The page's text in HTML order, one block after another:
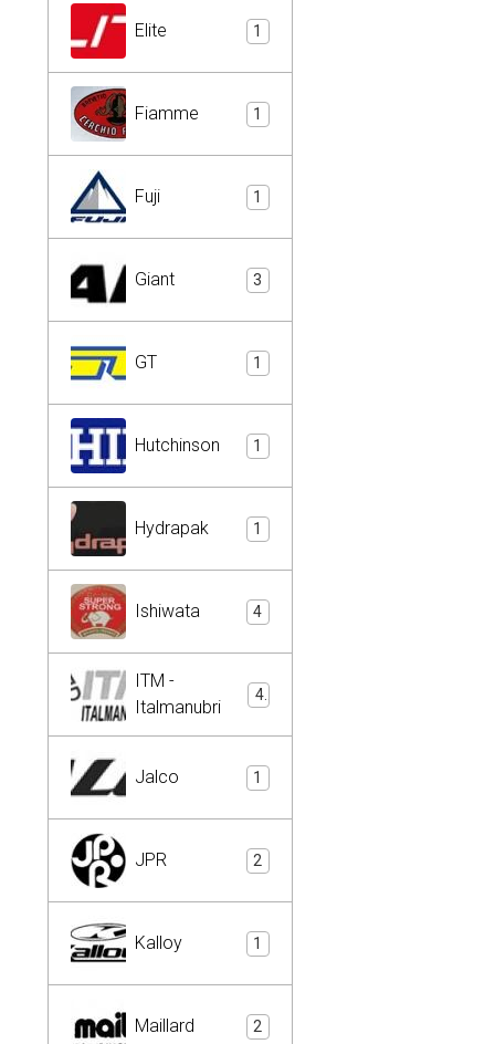
Elite 1
Fiamme 1
Fuji 1
Giant 3
GT 1
Hutchinson 1
Hydrapak 1
Ishiwata 4
ITM -
Italmanubri
4
Jalco 1
JPR 2
Kalloy 1
Maillard 2